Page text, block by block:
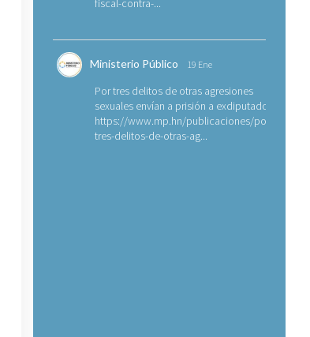
fiscal-contra-...
Ministerio Público 19 Ene
Por tres delitos de otras agresiones
sexuales envían a prisión a exdiputado
https://www.mp.hn/publicaciones/por-
tres-delitos-de-otras-ag...